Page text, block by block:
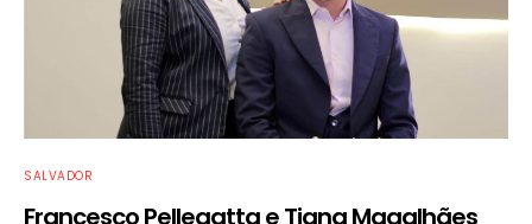
SALVADOR
Francesco Pellegatta e Tiana Magalhães